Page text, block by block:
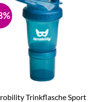
Trinkflasche Sport